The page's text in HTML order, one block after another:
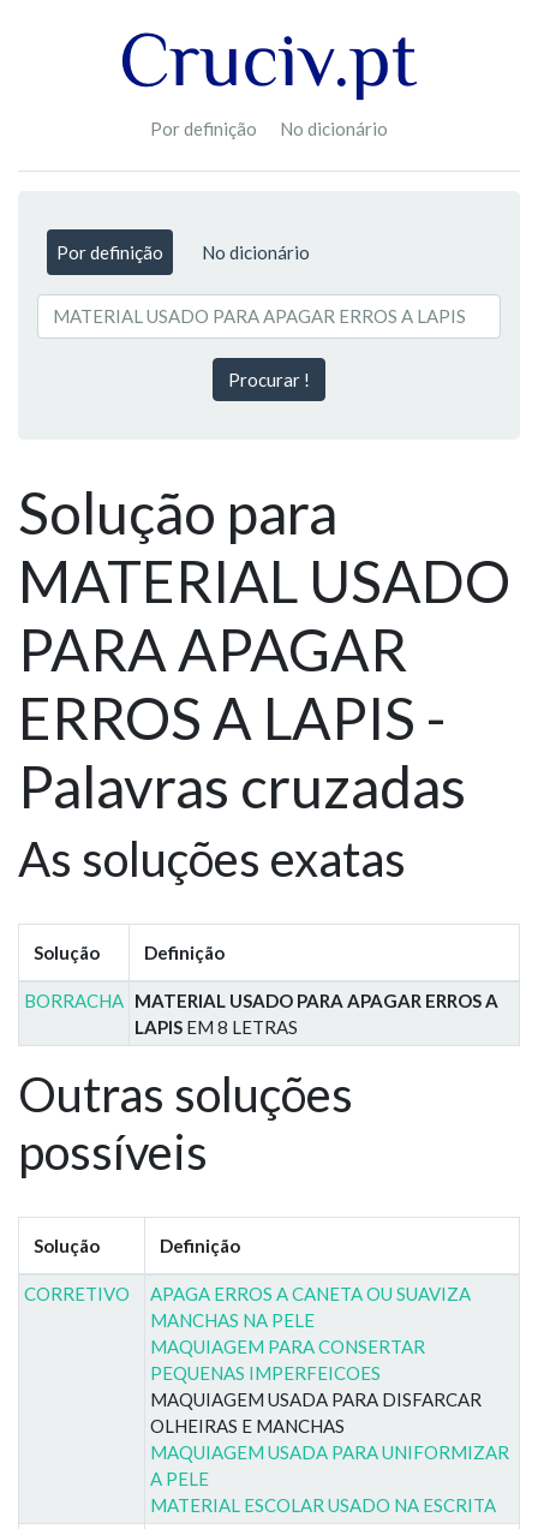
Por definição No dicionário
Por definição No dicionário
Procurar !
Solução para
MATERIAL USADO
PARA APAGAR
ERROS A LAPIS -
Palavras cruzadas
As soluções exatas
Solução Definição
BORRACHA MATERIAL USADO PARA APAGAR ERROS A
LAPIS EM 8 LETRAS
Outras soluções
possíveis
Solução Definição
CORRETIVO
APAGA ERROS A CANETA OU SUAVIZA
MANCHAS NA PELE
MAQUIAGEM PARA CONSERTAR
PEQUENAS IMPERFEICOES
MAQUIAGEM USADA PARA DISFARCAR
OLHEIRAS E MANCHAS
MAQUIAGEM USADA PARA UNIFORMIZAR
A PELE
MATERIAL ESCOLAR USADO NA ESCRITA